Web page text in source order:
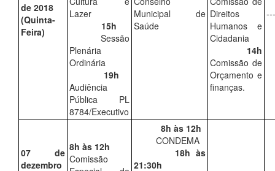
de 2018
(Quinta-
Feira)
Lazer
15h
Sessão
Plenária
Ordinária
19h
Audiência
Pública PL
8784/Executivo
Municipal de
Saúde
Direitos
Humanos e
Cidadania
14h
Comissão de
Orçamento e
finanças.
07 de
dezembro
8h às 12h
Comissão
8h às 12h
CONDEMA
18h às
21:30h